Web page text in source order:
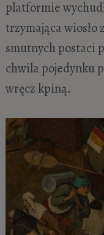
platformie
trzymająca
smutnych postaci
chwila pojedynku
wręcz kpiną.